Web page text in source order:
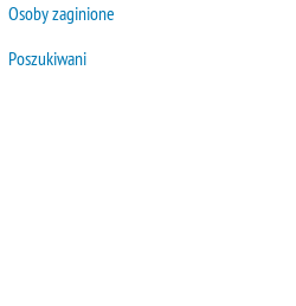
Osoby zaginione
Poszukiwani